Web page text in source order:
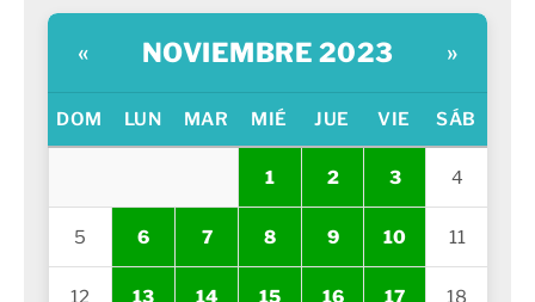
« NOVIEMBRE 2023 »
DOM LUN MAR MIÉ JUE VIE SÁB
1 2 3 4
5 6 7 8 9 10 11
12 13 14 15 16 17 18